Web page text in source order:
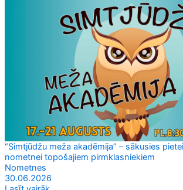
“Simtjūdžu meža akadēmija” – sākusies
nometnei topošajiem pirmklasniekiem
Nometnes
30.06.2026